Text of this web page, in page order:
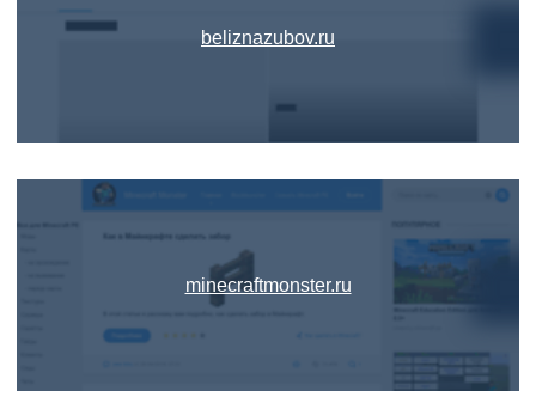
beliznazubov.ru
minecraftmonster.ru